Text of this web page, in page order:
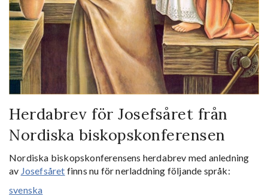
Herdabrev för Josefsåret från
Nordiska biskopskonferensen
Nordiska biskopskonferensens herdabrev med anledning
av Josefsåret finns nu för nerladdning följande språk:
svenska